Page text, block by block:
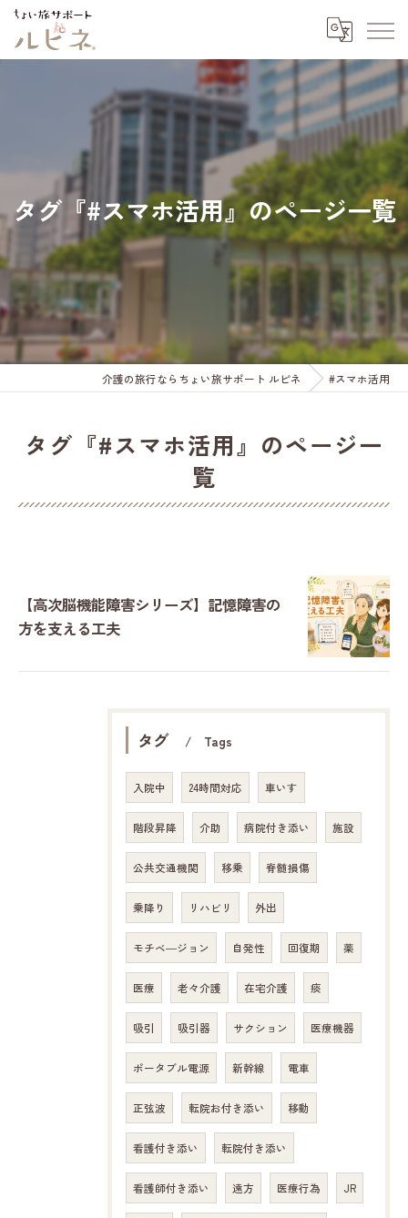
タグ『#スマホ活用』のページ一覧
介護の旅行ならちょい旅サポート ルピネ #スマホ活用
タグ『#スマホ活用』のページ一
覧
【高次脳機能障害シリーズ】記憶障害の
方を支える工夫
タグ Tags
入院中 24時間対応 車いす
階段昇降 介助 病院付き添い 施設
公共交通機関 移乗 脊髄損傷
乗降り リハビリ 外出
モチベ―ジョン 自発性 回復期 薬
医療 老々介護 在宅介護 痰
吸引 吸引器 サクション 医療機器
ポータブル電源 新幹線 電車
正弦波 転院お付き添い 移動
看護付き添い 転院付き添い
看護師付き添い 遠方 医療行為 JR